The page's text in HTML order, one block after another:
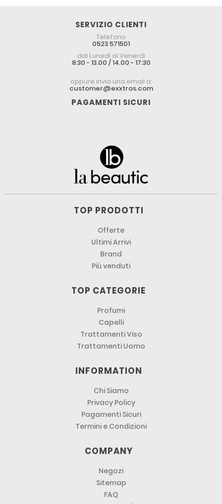
SERVIZIO CLIENTI
Telefono
0523 571501
dal Lunedì al Venerdì
8:30 - 13.00 / 14.00 - 17:30
oppure invia una email a:
customer@exxtros.com
PAGAMENTI SICURI
TOP PRODOTTI
Offerte
Ultimi Arrivi
Brand
Più venduti
TOP CATEGORIE
Profumi
Capelli
Trattamenti Viso
Trattamenti Uomo
INFORMATION
Chi Siamo
Privacy Policy
Pagamenti Sicuri
Termini e Condizioni
COMPANY
Negozi
Sitemap
FAQ